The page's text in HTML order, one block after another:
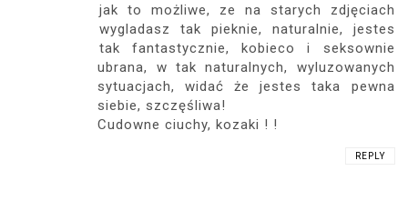
jak to możliwe, ze na starych zdjęciach
wygladasz tak pieknie, naturalnie, jestes
tak fantastycznie, kobieco i seksownie
ubrana, w tak naturalnych, wyluzowanych
sytuacjach, widać że jestes taka pewna
siebie, szczęśliwa!
Cudowne ciuchy, kozaki ! !
REPLY